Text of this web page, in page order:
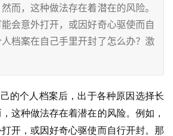
而，这种做法存在着潜在的风险。
会意外打开，或因好奇心驱使而自
档案在自己手里开封了怎么办？激
个人档案后，出于各种原因选择长
这种做法存在着潜在的风险。例如，
开，或因好奇心驱使而自行开封。那